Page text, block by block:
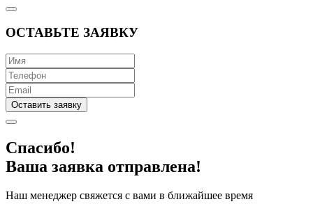
ОСТАВЬТЕ ЗАЯВКУ
Оставить заявку
Спасибо!
Ваша заявка отправлена!
Наш менеджер свяжется с вами в ближайшее время